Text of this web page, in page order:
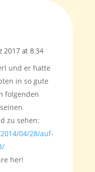
2017 at 8:34
und er hatte
in so gute
folgenden
zu sehen:
04/28/auf-
her!